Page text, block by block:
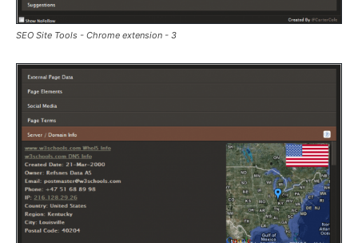
SEO Site Tools - Chrome extension - 3